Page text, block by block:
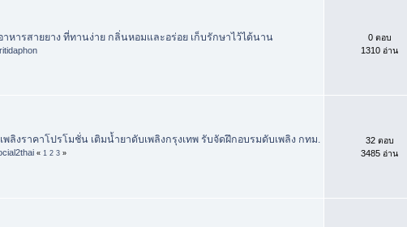
าหารสายยาง ที่ทานง่าย กลิ่นหอมและอร่อย เก็บรักษาไว้ได้นาน
0 ตอบ
1310 อ่าน
พลิงราคาโปรโมชั่น เติมน้ำยาดับเพลิงกรุงเทพ รับจัดฝึกอบรมดับเพลิง กทม.
« 1 2 3 »
32 ตอบ
3485 อ่าน